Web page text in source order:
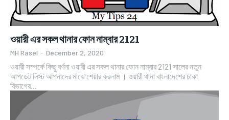
ওয়ারী এর সকল থানার ফোন নাম্বার 2121
MH Rasel - December 2, 2020
ওয়ারী সম্পর্কে কিছু বর্ণনা ওয়ারী এর সকল থানার ফোন নাম্বার 2121 সালের নতুন
আপডেট লিস্ট আপনাদের মাঝে শেয়ার করলাম । ওয়ারী থানা বাংলাদেশের ঢাকা
বিভাগের...